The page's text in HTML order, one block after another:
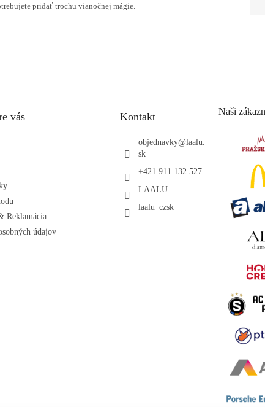
pridať trochu vianočnej mágie.
vás
Reklamácia
údajov
Kontakt
objednavky@laalu.
sk
+421 911 132 527
LAALU
laalu_czsk
Naši